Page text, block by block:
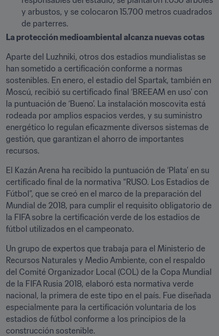
y arbustos, y se colocaron 15.700 metros cuadrados
de parterres.
La protección medioambiental alcanza nuevas cotas
Aparte del Luzhniki, otros dos estadios mundialistas se
han sometido a certificación conforme a normas
sostenibles. En enero, el estadio del Spartak, también en
Moscú, recibió su certificado final ‘BREEAM en uso’ con
la puntuación de ‘Bueno’. La instalación moscovita está
rodeada por amplios espacios verdes, y su suministro
energético lo regulan eficazmente diversos sistemas de
gestión, que garantizan el ahorro de importantes
recursos.
El Kazán Arena ha recibido la puntuación de ‘Plata’ en su
certificado final de la normativa “RUSO. Los Estadios de
Fútbol”, que se creó en el marco de la preparación del
Mundial de 2018, para cumplir el requisito obligatorio de
la FIFA sobre la certificación verde de los estadios de
fútbol utilizados en el campeonato.
Un grupo de expertos que trabaja para el Ministerio de
Recursos Naturales y Medio Ambiente, con el respaldo
del Comité Organizador Local (COL) de la Copa Mundial
de la FIFA Rusia 2018, elaboró esta normativa verde
nacional, la primera de este tipo en el país. Fue diseñada
especialmente para la certificación voluntaria de los
estadios de fútbol conforme a los principios de la
construcción sostenible.